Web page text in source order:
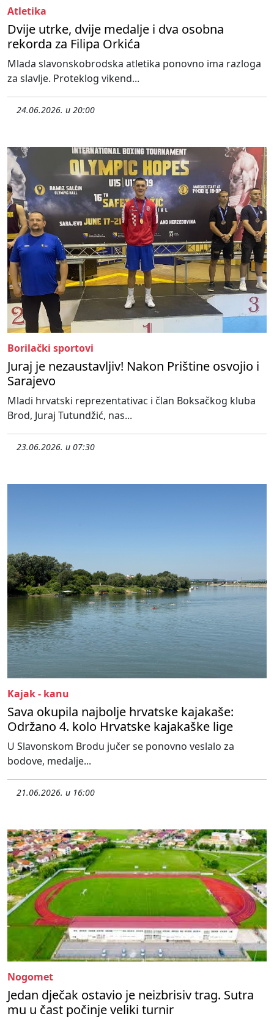
Atletika
Dvije utrke, dvije medalje i dva osobna
rekorda za Filipa Orkića
Mlada slavonskobrodska atletika ponovno ima razloga
za slavlje. Proteklog vikend...
24.06.2026. u 20:00
Borilački sportovi
Juraj je nezaustavljiv! Nakon Prištine osvojio i
Sarajevo
Mladi hrvatski reprezentativac i član Boksačkog kluba
Brod, Juraj Tutundžić, nas...
23.06.2026. u 07:30
Kajak - kanu
Sava okupila najbolje hrvatske kajakaše:
Održano 4. kolo Hrvatske kajakaške lige
U Slavonskom Brodu jučer se ponovno veslalo za
bodove, medalje...
21.06.2026. u 16:00
Nogomet
Jedan dječak ostavio je neizbrisiv trag. Sutra
mu u čast počinje veliki turnir